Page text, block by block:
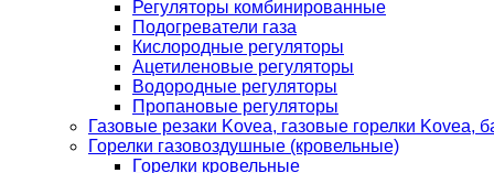
Регуляторы комбинированные
Подогреватели газа
Кислородные регуляторы
Ацетиленовые регуляторы
Водородные регуляторы
Пропановые регуляторы
Газовые резаки Kovea, газовые горелки Kovea,
Горелки газовоздушные (кровельные)
Горелки кровельные